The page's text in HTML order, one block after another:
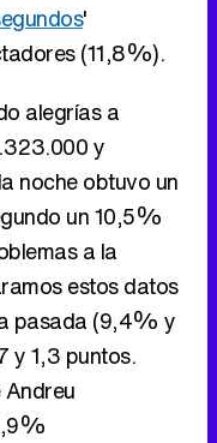
'
(11,8%).
alegrías a
y
noche obtuvo un
un 10,5%
a la
estos datos
pasada (9,4% y
y 1,3 puntos.